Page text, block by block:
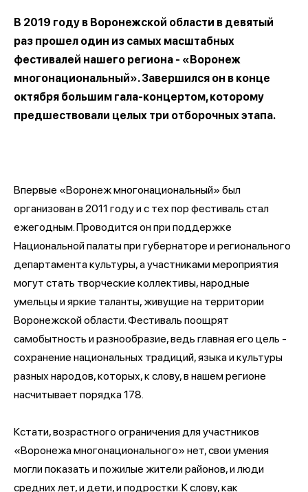
В 2019 году в Воронежской области в девятый
раз прошел один из самых масштабных
фестивалей нашего региона - «Воронеж
многонациональный». Завершился он в конце
октября большим гала-концертом, которому
предшествовали целых три отборочных этапа.
Впервые «Воронеж многонациональный» был
организован в 2011 году и с тех пор фестиваль стал
ежегодным. Проводится он при поддержке
Национальной палаты при губернаторе и регионального
департамента культуры, а участниками мероприятия
могут стать творческие коллективы, народные
умельцы и яркие таланты, живущие на территории
Воронежской области. Фестиваль поощрят
самобытность и разнообразие, ведь главная его цель -
сохранение национальных традиций, языка и культуры
разных народов, которых, к слову, в нашем регионе
насчитывает порядка 178.
Кстати, возрастного ограничения для участников
«Воронежа многонационального» нет, свои умения
могли показать и пожилые жители районов, и люди
средних лет, и дети, и подростки. К слову, как